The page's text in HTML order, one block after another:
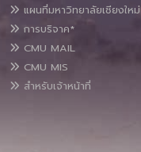
แผนที่มหาวิทยาลัยเชียงใหม่
การบริจาค*
CMU MAIL
CMU MIS
สำหรับเจ้าหน้าที่